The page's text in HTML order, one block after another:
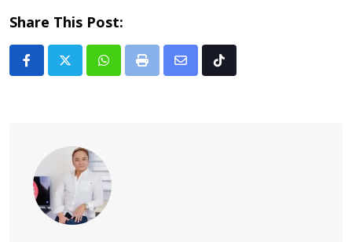
Share This Post:
Whatsapp
Print
Share Tiktok